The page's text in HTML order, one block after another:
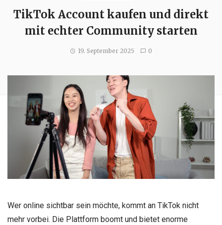
TikTok Account kaufen und direkt
mit echter Community starten
19. September 2025 0
Wer online sichtbar sein möchte, kommt an TikTok nicht
mehr vorbei. Die Plattform boomt und bietet enorme